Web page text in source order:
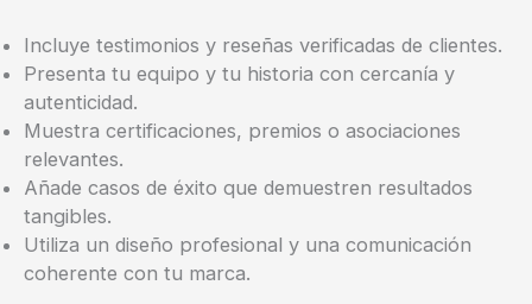
Incluye testimonios y reseñas verificadas de clientes.
Presenta tu equipo y tu historia con cercanía y
autenticidad.
Muestra certificaciones, premios o asociaciones
relevantes.
Añade casos de éxito que demuestren resultados
tangibles.
Utiliza un diseño profesional y una comunicación
coherente con tu marca.